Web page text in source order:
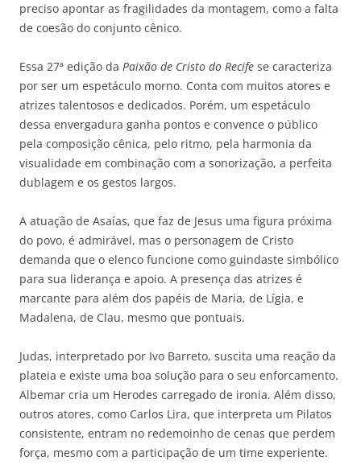
preciso apontar as fragilidades da montagem, como a falta
de coesão do conjunto cênico.
Essa 27ª edição da Paixão de Cristo do Recife se caracteriza
por ser um espetáculo morno. Conta com muitos atores e
atrizes talentosos e dedicados. Porém, um espetáculo
dessa envergadura ganha pontos e convence o público
pela composição cênica, pelo ritmo, pela harmonia da
visualidade em combinação com a sonorização, a perfeita
dublagem e os gestos largos.
A atuação de Asaías, que faz de Jesus uma figura próxima
do povo, é admirável, mas o personagem de Cristo
demanda que o elenco funcione como guindaste simbólico
para sua liderança e apoio. A presença das atrizes é
marcante para além dos papéis de Maria, de Lígia, e
Madalena, de Clau, mesmo que pontuais.
Judas, interpretado por Ivo Barreto, suscita uma reação da
plateia e existe uma boa solução para o seu enforcamento.
Albemar cria um Herodes carregado de ironia. Além disso,
outros atores, como Carlos Lira, que interpreta um Pilatos
consistente, entram no redemoinho de cenas que perdem
força, mesmo com a participação de um time experiente.